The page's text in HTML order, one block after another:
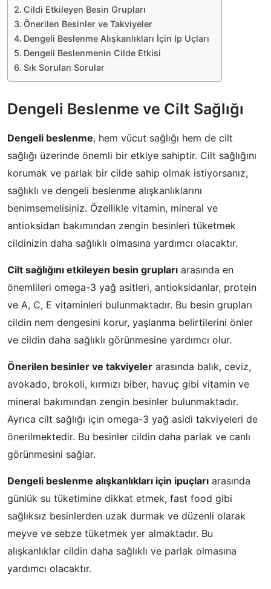
Cildi Etkileyen Besin Grupları
Önerilen Besinler ve Takviyeler
Dengeli Beslenme Alışkanlıkları İçin Ip Uçları
Dengeli Beslenmenin Cilde Etkisi
Sık Sorulan Sorular
Dengeli Beslenme ve Cilt Sağlığı
Dengeli beslenme, hem vücut sağlığı hem de cilt
sağlığı üzerinde önemli bir etkiye sahiptir. Cilt sağlığını
korumak ve parlak bir cilde sahip olmak istiyorsanız,
sağlıklı ve dengeli beslenme alışkanlıklarını
benimsemelisiniz. Özellikle vitamin, mineral ve
antioksidan bakımından zengin besinleri tüketmek
cildinizin daha sağlıklı olmasına yardımcı olacaktır.
Cilt sağlığını etkileyen besin grupları arasında en
önemlileri omega-3 yağ asitleri, antioksidanlar, protein
ve A, C, E vitaminleri bulunmaktadır. Bu besin grupları
cildin nem dengesini korur, yaşlanma belirtilerini önler
ve cildin daha sağlıklı görünmesine yardımcı olur.
Önerilen besinler ve takviyeler arasında balık, ceviz,
avokado, brokoli, kırmızı biber, havuç gibi vitamin ve
mineral bakımından zengin besinler bulunmaktadır.
Ayrıca cilt sağlığı için omega-3 yağ asidi takviyeleri de
önerilmektedir. Bu besinler cildin daha parlak ve canlı
görünmesini sağlar.
Dengeli beslenme alışkanlıkları için ipuçları arasında
günlük su tüketimine dikkat etmek, fast food gibi
sağlıksız besinlerden uzak durmak ve düzenli olarak
meyve ve sebze tüketmek yer almaktadır. Bu
alışkanlıklar cildin daha sağlıklı ve parlak olmasına
yardımcı olacaktır.